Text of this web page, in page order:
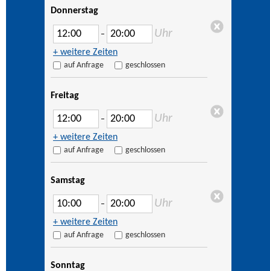
Donnerstag
– Uhr
+ weitere Zeiten
auf Anfrage geschlossen
Freitag
– Uhr
+ weitere Zeiten
auf Anfrage geschlossen
Samstag
– Uhr
+ weitere Zeiten
auf Anfrage geschlossen
Sonntag